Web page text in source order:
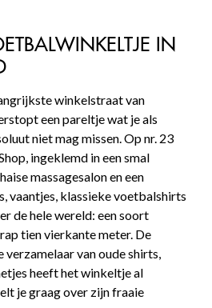
IN
winkelstraat van
een pareltje wat je als
niet mag missen. Op nr. 23
ingeklemd in een smal
massagesalon en een
vaantjes, klassieke voetbalshirts
de hele wereld: een soort
tien vierkante meter. De
verzamelaar van oude shirts,
heeft het winkeltje al
je graag over zijn fraaie